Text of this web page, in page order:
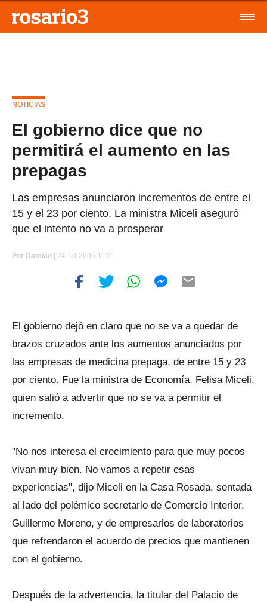
NOTICIAS
El gobierno dice que no
permitirá el aumento en las
prepagas
Las empresas anunciaron incrementos de entre el
15 y el 23 por ciento. La ministra Miceli aseguró
que el intento no va a prosperar
Por Damián | 24-10-2006 11:21
El gobierno dejó en claro que no se va a quedar de
brazos cruzados ante los aumentos anunciados por
las empresas de medicina prepaga, de entre 15 y 23
por ciento. Fue la ministra de Economía, Felisa Miceli,
quien salió a advertir que no se va a permitir el
incremento.
"No nos interesa el crecimiento para que muy pocos
vivan muy bien. No vamos a repetir esas
experiencias", dijo Miceli en la Casa Rosada, sentada
al lado del polémico secretario de Comercio Interior,
Guillermo Moreno, y de empresarios de laboratorios
que refrendaron el acuerdo de precios que mantienen
con el gobierno.
Después de la advertencia, la titular del Palacio de